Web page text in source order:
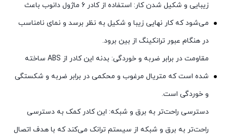
زیبایی و شکیل شدن کار: استفاده از کادر 6 ماژول دانوب باعث
می‌شود که کار نهایی زیبا و شکیل به نظر برسد و نمای نامناسب
در هنگام عبور ترانکینگ از بین برود.
مقاومت در برابر ضربه و خوردگی: بدنه این کادر از ABS ساخته
شده است که متریال مرغوب و محکمی در برابر ضربه و شکستگی
و خوردگی است.
دسترسی راحت‌تر به برق و شبکه: این کادر کمک به دسترسی
راحت‌تر به برق و شبکه از سیستم ترانک می‌کند که با هدف اتصال